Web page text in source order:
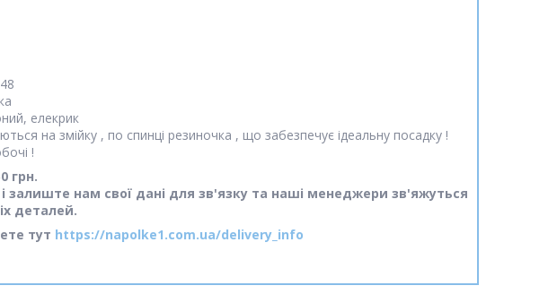
елекрик
на змійку , по спинці резиночка , що забезпечує ідеальну посадку !
!
грн.
залиште нам свої дані для зв'язку та наші менеджери зв'яжуться
деталей.
тут https://napolke1.com.ua/delivery_info